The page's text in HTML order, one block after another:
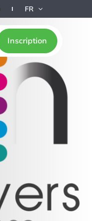
FR
Inscription